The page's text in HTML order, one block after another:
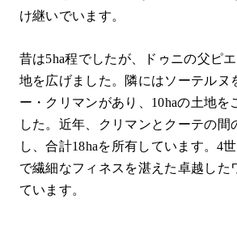
け継いでいます。
昔は5ha程でしたが、ドゥニの父ピ
地を広げました。隣にはソーテルヌ
ー・クリマンがあり、10haの土地を
した。近年、クリマンとクーテの間
し、合計18haを所有しています。4
で繊細なフィネスを湛えた卓越した
ています。